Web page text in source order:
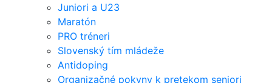
Juniori a U23
Maratón
PRO tréneri
Slovenský tím mládeže
Antidoping
Organizačné pokyny k pretekom seniori